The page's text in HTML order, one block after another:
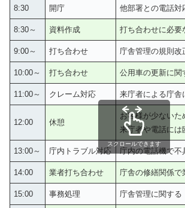
8:30 開庁 他部署との電話対
8:30～ 資料作成 打ち合わせに必要
9:00～ 打ち合わせ 庁舎管理の規則改
10:00～ 打ち合わせ 公用車の更新に関
11:00～ クレーム対応 来庁者による庁舎
12:00 休憩
お客様が少ない
来庁者や電話には
13:00～ 庁内トラブル対応 庁内の電話機で
14:00 業者打ち合わせ 庁舎の修繕関係で
15:00 事務処理 庁舎管理に関す
スクロールできます